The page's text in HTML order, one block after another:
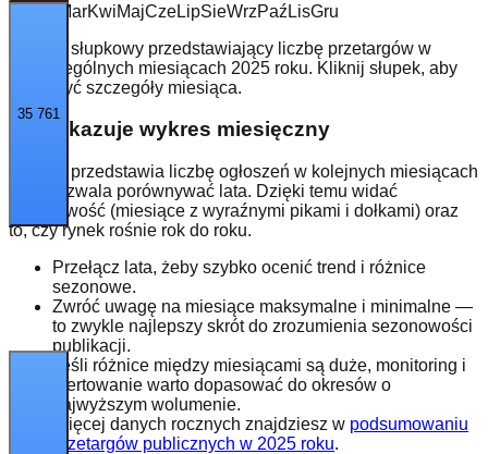
35 761
MarKwiMajCzeLipSieWrzPaź LisGru
Wykres słupkowy przedstawiający liczbę przetargów w
poszczególnych miesiącach 2025 roku. Kliknij słupek, aby
zobaczyć szczegóły miesiąca.
Co pokazuje wykres miesięczny
Wykres przedstawia liczbę ogłoszeń w kolejnych miesiącach
oraz pozwala porównywać lata. Dzięki temu widać
sezonowość (miesiące z wyraźnymi pikami i dołkami) oraz
to, czy rynek rośnie rok do roku.
Przełącz lata, żeby szybko ocenić trend i różnice
sezonowe.
Zwróć uwagę na miesiące maksymalne i minimalne —
to zwykle najlepszy skrót do zrozumienia sezonowości
publikacji.
Jeśli różnice między miesiącami są duże, monitoring i
ofertowanie warto dopasować do okresów o
najwyższym wolumenie.
Więcej danych rocznych znajdziesz w podsumowaniu
przetargów publicznych w 2025 roku.